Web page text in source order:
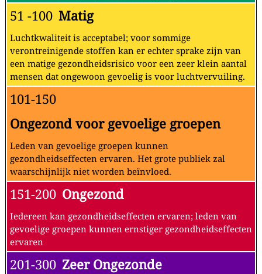
51 -100 Matig
Luchtkwaliteit is acceptabel; voor sommige
verontreinigende stoffen kan er echter sprake zijn van
een matige gezondheidsrisico voor een zeer klein aantal
mensen dat ongewoon gevoelig is voor luchtvervuiling.
101-150
Ongezond voor gevoelige groepen
Leden van gevoelige groepen kunnen
gezondheidseffecten ervaren. Het grote publiek zal
waarschijnlijk niet worden beïnvloed.
151-200 Ongezond
Iedereen kan gezondheidseffecten ervaren; leden van
gevoelige groepen kunnen ernstiger gezondheidseffecten
ervaren
201-300 Zeer Ongezonde